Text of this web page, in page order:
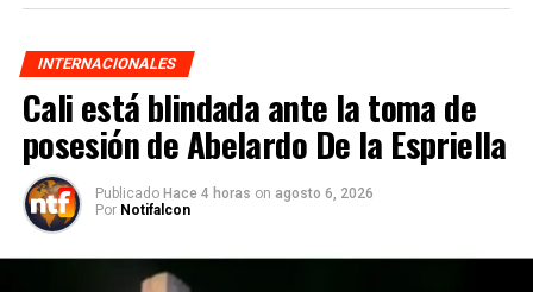
INTERNACIONALES
Cali está blindada ante la toma de
posesión de Abelardo De la Espriella
Publicado Hace 4 horas on agosto 6, 2026
Por Notifalcon